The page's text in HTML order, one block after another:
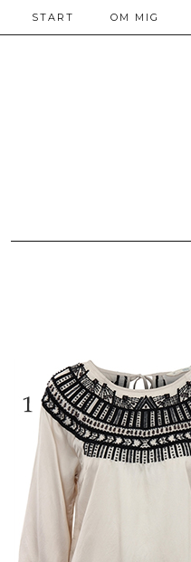
START OM MIG